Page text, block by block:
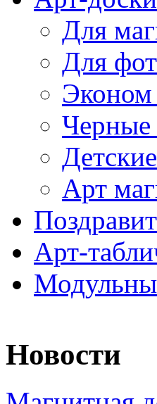
Для
Для
Эконом
Черные
Арт
Арт-
Новости